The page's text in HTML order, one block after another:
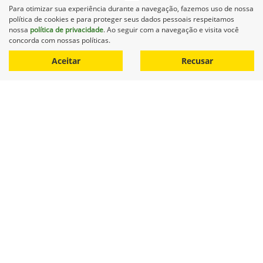
R$ 850.000,00
0 km 2014/2014
Para otimizar sua experiência durante a navegação, fazemos uso de nossa
política de cookies e para proteger seus dados pessoais respeitamos
nossa política de privacidade. Ao seguir com a navegação e visita você
concorda com nossas políticas.
Aceitar Recusar